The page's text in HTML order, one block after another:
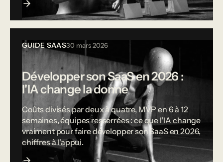
GUIDE SAAS30 mars 2026
Développer son SaaS en 2026 :
l'IA change la donne
Coûts divisés par deux à quatre, MVP en 6 à 12
semaines, équipes resserrées : ce que l'IA change
vraiment pour faire développer son SaaS en 2026,
chiffres à l'appui.